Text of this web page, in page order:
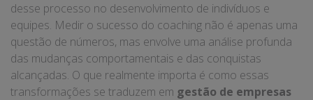
desse processo no desenvolvimento de indivíduos e
equipes. Medir o sucesso do coaching não é apenas uma
questão de números, mas envolve uma análise profunda
das mudanças comportamentais e das conquistas
alcançadas. O que realmente importa é como essas
transformações se traduzem em gestão de empresas